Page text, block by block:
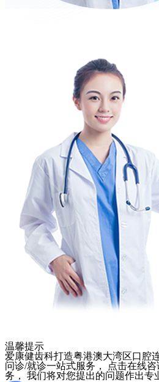
温馨提示
爱康健齿科打造粤港澳大湾区口腔
问诊/就诊一站式服务， 点击在线
务， 我们将对您提出的问题作出专